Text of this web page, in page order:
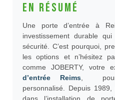
En résumé
Une porte d’entrée à
investissement durable
sécurité. C’est pourquoi,
les options et n’hésitez
comme JOBERTY, votre
d’entrée Reims , pour
personnalisé. Depuis